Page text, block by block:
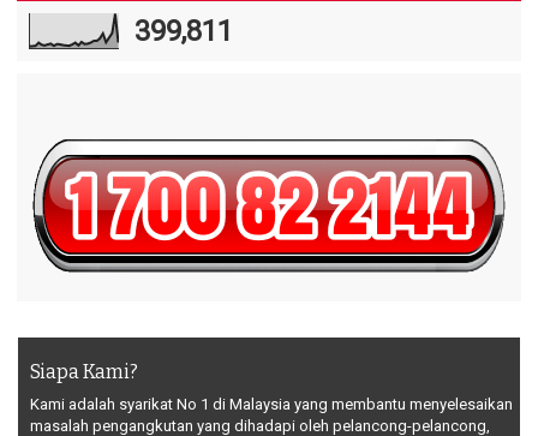
399,811
Siapa Kami?
Kami adalah syarikat No 1 di Malaysia yang membantu menyelesaikan
masalah pengangkutan yang dihadapi oleh pelancong-pelancong,